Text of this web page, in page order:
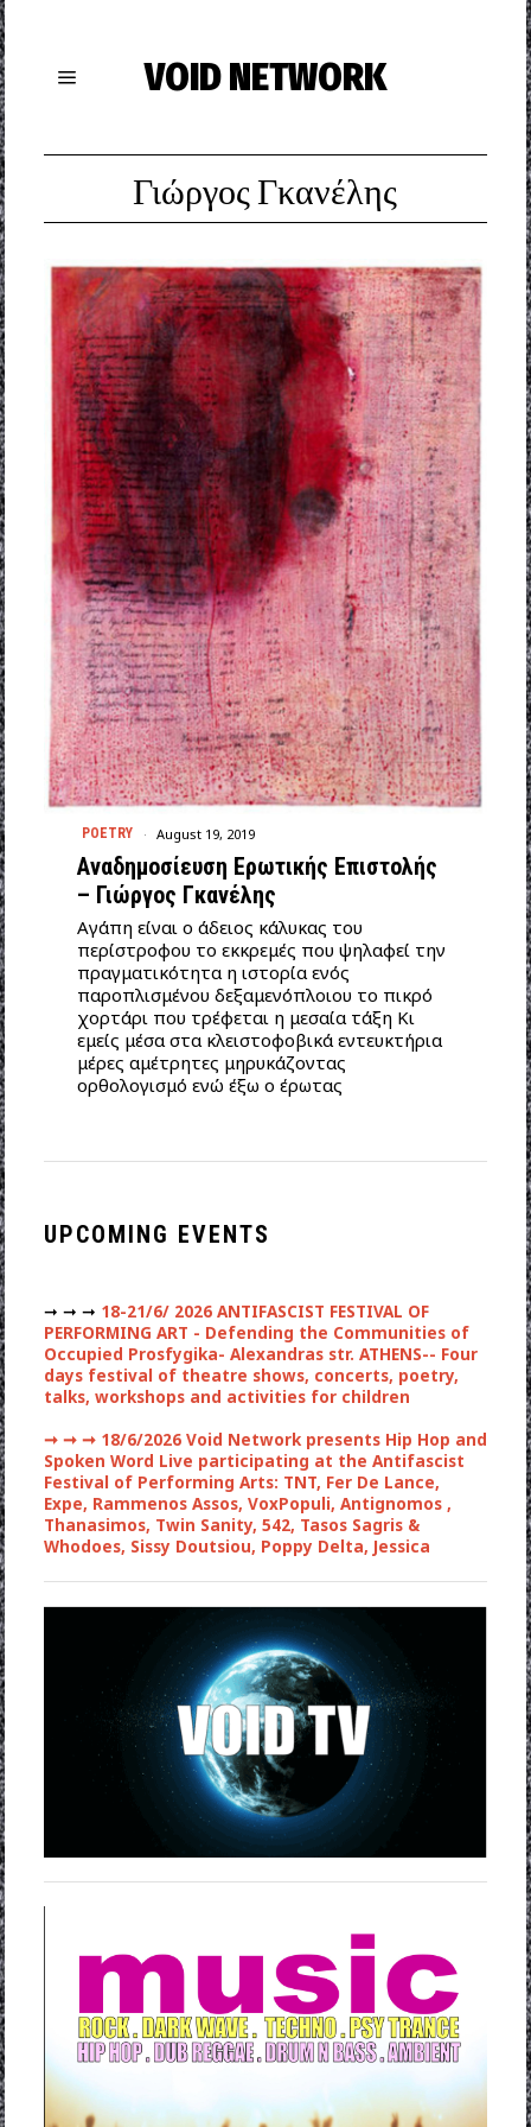
VOID NETWORK
Γιώργος Γκανέλης
POETRY August 19, 2019
Αναδημοσίευση Ερωτικής Επιστολής
– Γιώργος Γκανέλης
Αγάπη είναι ο άδειος κάλυκας του
περίστροφου το εκκρεμές που ψηλαφεί την
πραγματικότητα η ιστορία ενός
παροπλισμένου δεξαμενόπλοιου το πικρό
χορτάρι που τρέφεται η μεσαία τάξη Κι
εμείς μέσα στα κλειστοφοβικά εντευκτήρια
μέρες αμέτρητες μηρυκάζοντας
ορθολογισμό ενώ έξω ο έρωτας
UPCOMING EVENTS
➞ ➞ ➞ 18-21/6/ 2026 ANTIFASCIST FESTIVAL OF
PERFORMING ART - Defending the Communities of
Occupied Prosfygika- Alexandras str. ATHENS-- Four
days festival of theatre shows, concerts, poetry,
talks, workshops and activities for children
➞ ➞ ➞18/6/2026 Void Network presents Hip Hop and
Spoken Word Live participating at the Antifascist
Festival of Performing Arts: TNT, Fer De Lance,
Expe, Rammenos Assos, VoxPopuli, Antignomos ,
Thanasimos, Twin Sanity, 542, Tasos Sagris &
Whodoes, Sissy Doutsiou, Poppy Delta, Jessica